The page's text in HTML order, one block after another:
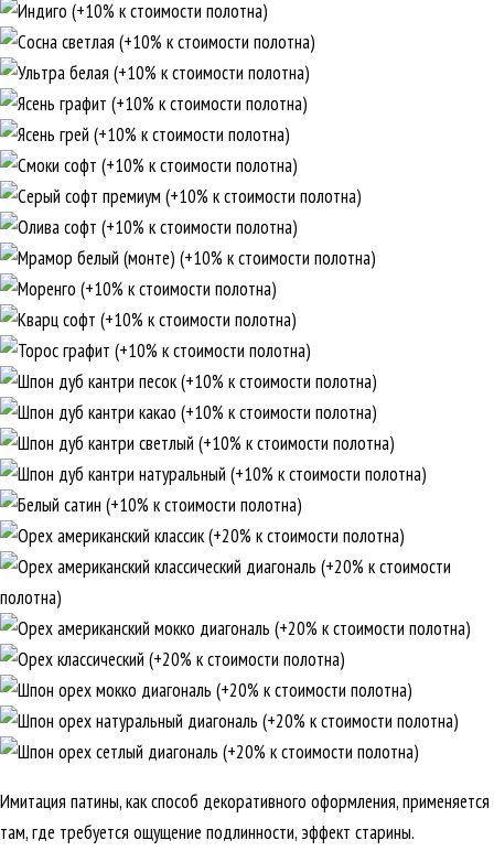
Имитация патины, как способ декоративного оформления, применяется
там, где требуется ощущение подлинности, эффект старины.